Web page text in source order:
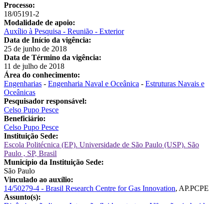
Processo:
18/05191-2
Modalidade de apoio:
Auxílio à Pesquisa - Reunião - Exterior
Data de Início da vigência:
25 de junho de 2018
Data de Término da vigência:
11 de julho de 2018
Área do conhecimento:
Engenharias - Engenharia Naval e Oceânica - Estruturas Navais e
Oceânicas
Pesquisador responsável:
Celso Pupo Pesce
Beneficiário:
Celso Pupo Pesce
Instituição Sede:
Escola Politécnica (EP). Universidade de São Paulo (USP). São
Paulo , SP, Brasil
Município da Instituição Sede:
São Paulo
Vinculado ao auxílio:
14/50279-4 - Brasil Research Centre for Gas Innovation, AP.PCPE
Assunto(s):